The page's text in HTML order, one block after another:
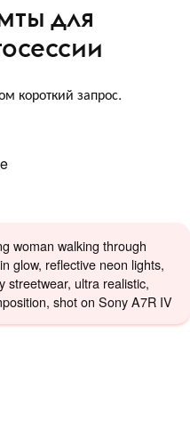
для
короткий запрос.
woman walking through
glow, reflective neon lights,
streetwear, ultra realistic,
shot on Sony A7R IV